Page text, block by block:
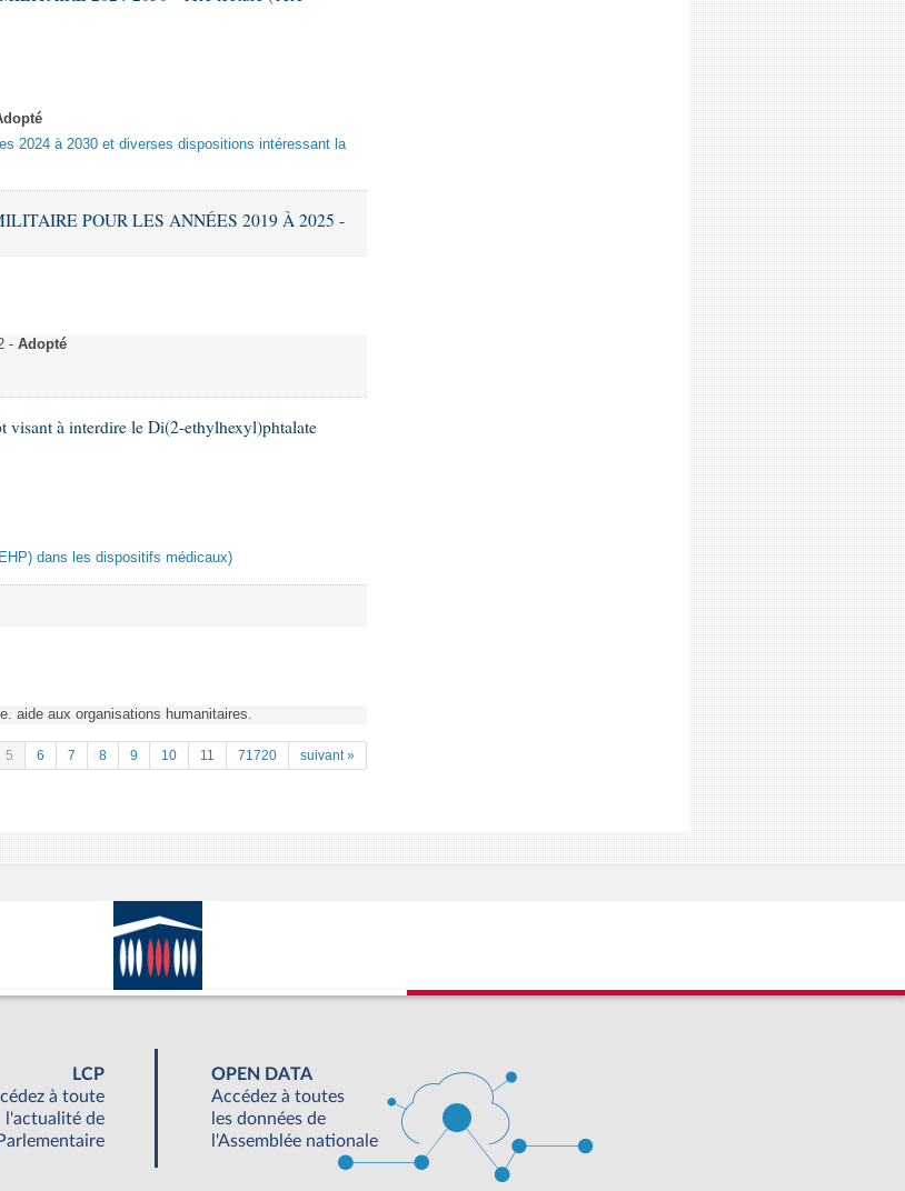
2024 à 2030 et diverses dispositions intéressant la
POUR LES ANNÉES 2019 À 2025 -
- Adopté
visant à interdire le Di(2-ethylhexyl)phtalate
dans les dispositifs médicaux)
aide aux organisations humanitaires.
5 6 7 8 9 10 11 71720 suivant »
LCP
à toute
l'actualité de
OPEN DATA
Accédez à toutes
les données de
l'Assemblée nationale